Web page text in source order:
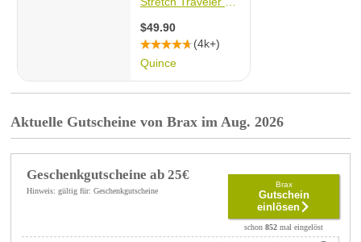
Aktuelle Gutscheine von Brax im Aug. 2026
Geschenkgutscheine ab 25€
Hinweis: gültig für: Geschenkgutscheine
Brax
Gutschein
einlösen
schon852 mal eingelöst